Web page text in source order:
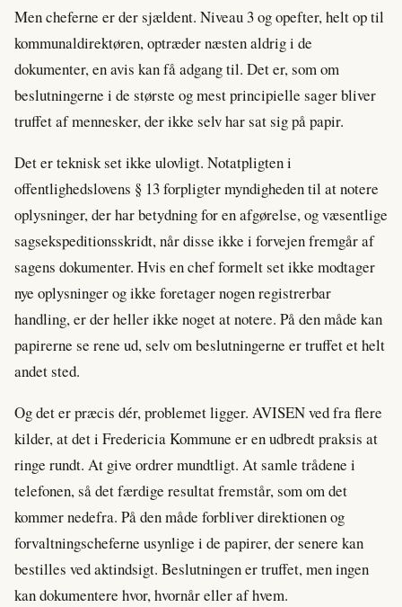
Men cheferne er der sjældent. Niveau 3 og opefter, helt op til
kommunaldirektøren, optræder næsten aldrig i de
dokumenter, en avis kan få adgang til. Det er, som om
beslutningerne i de største og mest principielle sager bliver
truffet af mennesker, der ikke selv har sat sig på papir.
Det er teknisk set ikke ulovligt. Notatpligten i
offentlighedslovens § 13 forpligter myndigheden til at notere
oplysninger, der har betydning for en afgørelse, og væsentlige
sagsekspeditionsskridt, når disse ikke i forvejen fremgår af
sagens dokumenter. Hvis en chef formelt set ikke modtager
nye oplysninger og ikke foretager nogen registrerbar
handling, er der heller ikke noget at notere. På den måde kan
papirerne se rene ud, selv om beslutningerne er truffet et helt
andet sted.
Og det er præcis dér, problemet ligger. AVISEN ved fra flere
kilder, at det i Fredericia Kommune er en udbredt praksis at
ringe rundt. At give ordrer mundtligt. At samle trådene i
telefonen, så det færdige resultat fremstår, som om det
kommer nedefra. På den måde forbliver direktionen og
forvaltningscheferne usynlige i de papirer, der senere kan
bestilles ved aktindsigt. Beslutningen er truffet, men ingen
kan dokumentere hvor, hvornår eller af hvem.